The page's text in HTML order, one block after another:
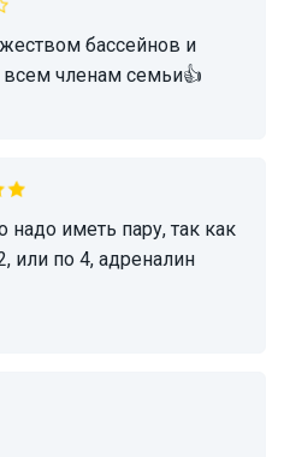
всем членам семьи👍
или по 4, адреналин